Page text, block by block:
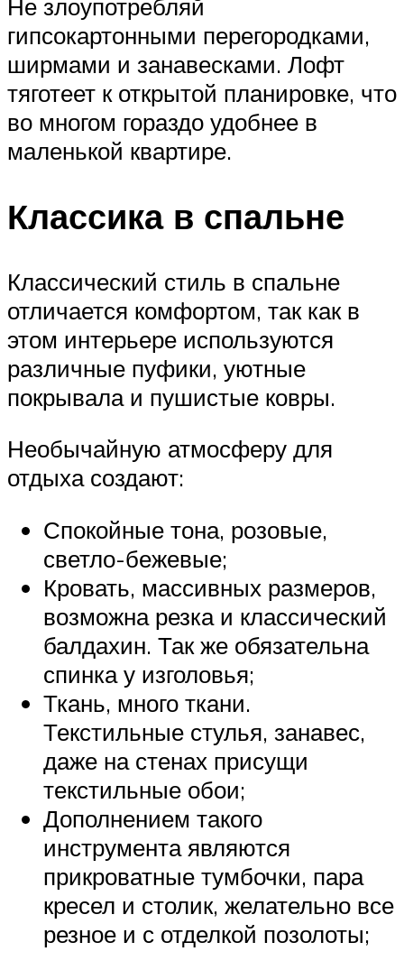
Не злоупотребляй
гипсокартонными перегородками,
ширмами и занавесками. Лофт
тяготеет к открытой планировке, что
во многом гораздо удобнее в
маленькой квартире.
Классика в спальне
Классический стиль в спальне
отличается комфортом, так как в
этом интерьере используются
различные пуфики, уютные
покрывала и пушистые ковры.
Необычайную атмосферу для
отдыха создают:
Спокойные тона, розовые,
светло-бежевые;
Кровать, массивных размеров,
возможна резка и классический
балдахин. Так же обязательна
спинка у изголовья;
Ткань, много ткани.
Текстильные стулья, занавес,
даже на стенах присущи
текстильные обои;
Дополнением такого
инструмента являются
прикроватные тумбочки, пара
кресел и столик, желательно все
резное и с отделкой позолоты;